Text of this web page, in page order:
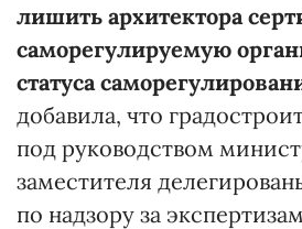
лишить архитектора
саморегулируемую
статуса
добавила, что
под руководством
заместителя
по надзору за